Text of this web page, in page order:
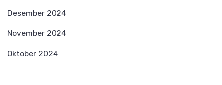
Desember 2024
November 2024
Oktober 2024